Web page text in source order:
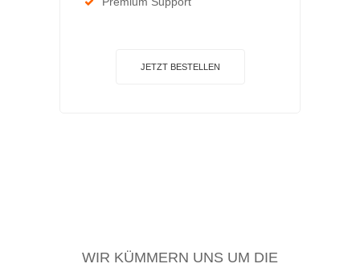
JETZT BESTELLEN
WIR KÜMMERN UNS UM DIE